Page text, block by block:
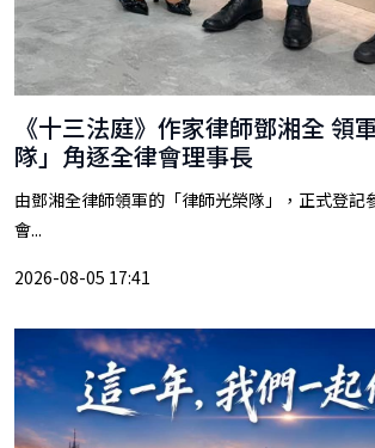
《十三法庭》作家律師鄧湘全 領
隊」角逐全律會理事長
由鄧湘全律師領軍的「律師光榮隊」，正式登記
會...
2026-08-05 17:41